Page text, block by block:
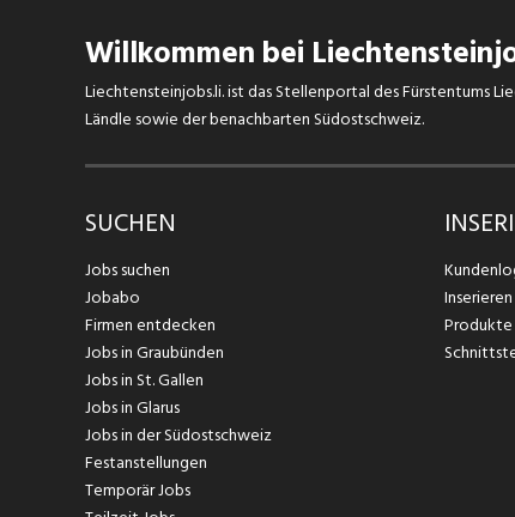
Willkommen bei
Liechtensteinjobs.li. ist das Stellenportal des Fürstentums
Ländle sowie der benachbarten Südostschweiz.
SUCHEN
Jobs suchen
Jobabo
Firmen entdecken
Jobs in Graubünden
Jobs in St. Gallen
Jobs in Glarus
Jobs in der Südostschweiz
Festanstellungen
Temporär Jobs
Inserieren
Produkte